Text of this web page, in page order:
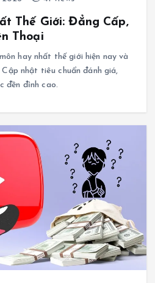
Thế Giới: Đẳng Cấp,
Thoại
hay nhất thế giới hiện nay và
nhật tiêu chuẩn đánh giá,
đền đỉnh cao.